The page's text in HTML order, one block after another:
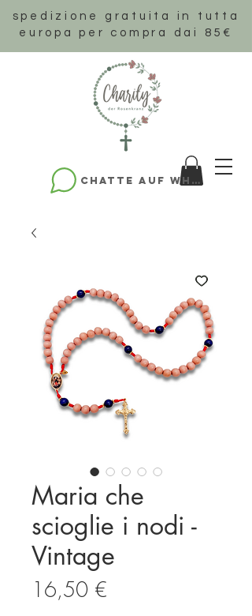
spedizione gratuita in tutta
europa per compra dai 85€
Chatte auf WhatsApp
Maria che
scioglie i nodi -
Vintage
16,50 €